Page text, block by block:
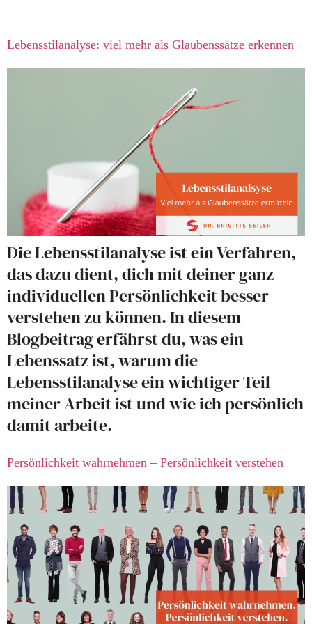
Lebensstilanalyse: viel mehr als Glaubenssätze erkennen
Die Lebensstilanalyse ist ein Verfahren,
das dazu dient, dich mit deiner ganz
individuellen Persönlichkeit besser
verstehen zu können. In diesem
Blogbeitrag erfährst du, was ein
Lebenssatz ist, warum die
Lebensstilanalyse ein wichtiger Teil
meiner Arbeit ist und wie ich persönlich
damit arbeite.
Persönlichkeit wahrnehmen – Persönlichkeit verstehen